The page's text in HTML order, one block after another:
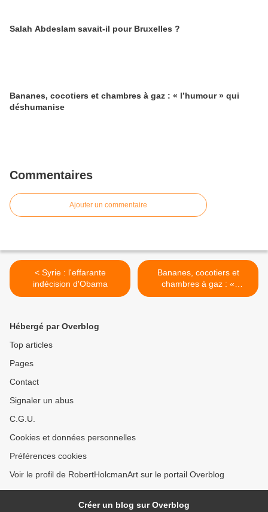
Salah Abdeslam savait-il pour Bruxelles ?
Bananes, cocotiers et chambres à gaz : « l’humour » qui
déshumanise
Commentaires
Ajouter un commentaire
< Syrie : l'effarante
indécision d'Obama
Bananes, cocotiers et
chambres à gaz : «
l’humour » qui
Hébergé par Overblog
Top articles
Pages
Contact
Signaler un abus
C.G.U.
Cookies et données personnelles
Préférences cookies
Voir le profil de RobertHolcmanArt sur le portail Overblog
Créer un blog sur Overblog